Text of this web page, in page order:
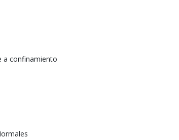
a confinamiento